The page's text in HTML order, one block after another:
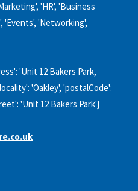
'HR', 'Business
'Events', 'Networking',
'Unit 12 Bakers Park,
'Oakley', 'postalCode':
'Unit 12 Bakers Park'}